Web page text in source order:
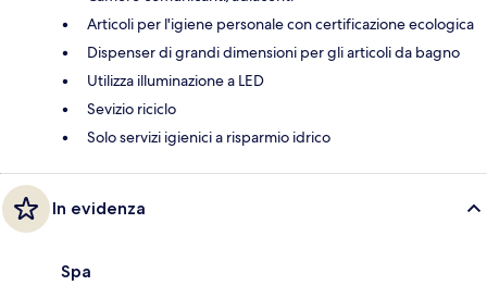
Articoli per l'igiene personale con certificazione ecologica
Dispenser di grandi dimensioni per gli articoli da bagno
Utilizza illuminazione a LED
Sevizio riciclo
Solo servizi igienici a risparmio idrico
In evidenza
Spa